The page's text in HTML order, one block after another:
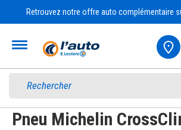
Retrouvez notre offre auto complémentaire
Pneu Michelin